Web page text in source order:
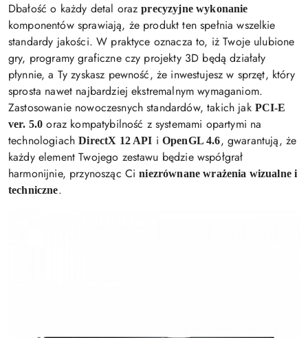
Dbałość o każdy detal orazprecyzyjne wykonanie
komponentów sprawiają, że produkt ten spełnia wszelkie
standardy jakości. W praktyce oznacza to, iż Twoje ulubione
gry, programy graficzne czy projekty 3D będą działały
płynnie, a Ty zyskasz pewność, że inwestujesz w sprzęt, który
sprosta nawet najbardziej ekstremalnym wymaganiom.
Zastosowanie nowoczesnych standardów, takich jak PCI-E
ver. 5.0 oraz kompatybilność z systemami opartymi na
technologiachDirectX 12 API i OpenGL 4.6, gwarantują, że
każdy element Twojego zestawu będzie współgrał
harmonijnie, przynosząc Ciniezrównane wrażenia wizualne i
techniczne.